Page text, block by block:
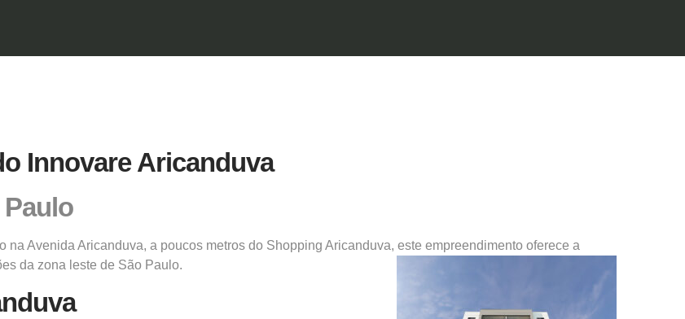
Innovare Aricanduva
Avenida Aricanduva, a poucos metros do Shopping Aricanduva, este empreendimento oferece a
da zona leste de São Paulo.